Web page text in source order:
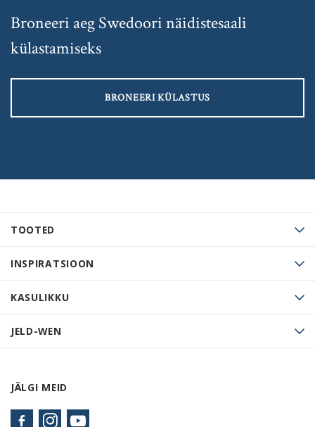
TOOTED
INSPIRATSIOON
KASULIKKU
JELD-WEN
JÄLGI MEID
Broneeri aeg Swedoori näidistesaali
külastamiseks
BRONEERI KÜLASTUS